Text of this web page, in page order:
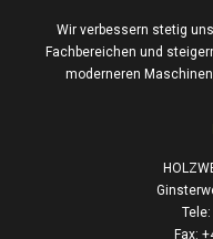
Wir verbessern stetig
Fachbereichen und
moderneren
Fax: